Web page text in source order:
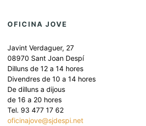
OFICINA JOVE
Javint Verdaguer, 27
08970 Sant Joan Despí
Dilluns de 12 a 14 hores
Divendres de 10 a 14 hores
De dilluns a dijous
de 16 a 20 hores
Tel. 93 477 17 62
oficinajove@sjdespi.net